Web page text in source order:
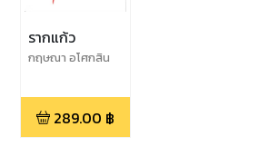
รากแก้ว
กฤษณา อโศกสิน
289.00 ฿